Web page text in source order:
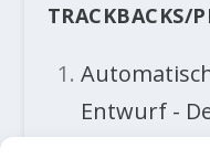
TRACKBACKS/
Entwurf -